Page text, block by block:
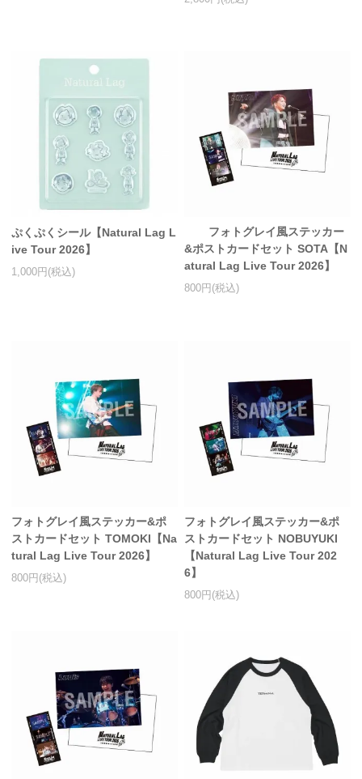
ぷくぷくシール【Natural Lag L
ive Tour 2026】
1,000円(税込)
フォトグレイ風ステッカー
&ポストカードセット SOTA【N
atural Lag Live Tour 2026】
800円(税込)
フォトグレイ風ステッカー&ポ
ストカードセット TOMOKI【Na
tural Lag Live Tour 2026】
800円(税込)
フォトグレイ風ステッカー&ポ
ストカードセット NOBUYUKI
【Natural Lag Live Tour 202
6】
800円(税込)